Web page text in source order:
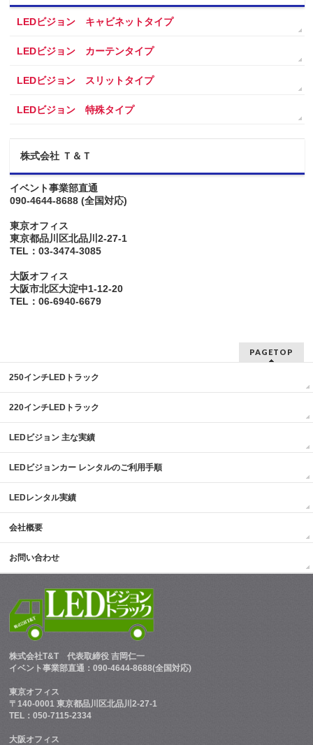
LEDビジョン キャビネットタイプ
LEDビジョン カーテンタイプ
LEDビジョン スリットタイプ
LEDビジョン 特殊タイプ
株式会社 Ｔ＆Ｔ
イベント事業部直通
090-4644-8688 (全国対応)
東京オフィス
東京都品川区北品川2-27-1
TEL：03-3474-3085
大阪オフィス
大阪市北区大淀中1-12-20
TEL：06-6940-6679
PAGETOP
250インチLEDトラック
220インチLEDトラック
LEDビジョン 主な実績
LEDビジョンカー レンタルのご利用手順
LEDレンタル実績
会社概要
お問い合わせ
株式会社T&T 代表取締役 吉岡仁一
イベント事業部直通：090-4644-8688(全国対応)
東京オフィス
〒140-0001 東京都品川区北品川2-27-1
TEL：050-7115-2334
大阪オフィス